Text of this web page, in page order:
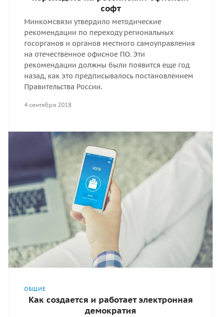
софт
Минкомсвязи утвердило методические
рекомендации по переходу региональных
госорганов и органов местного самоуправления
на отечественное офисное ПО. Эти
рекомендации должны были появится еще год
назад, как это предписывалось постановлением
Правительства России.
4 сентября 2018
ОБЩИЕ
Как создается и работает электронная
демократия